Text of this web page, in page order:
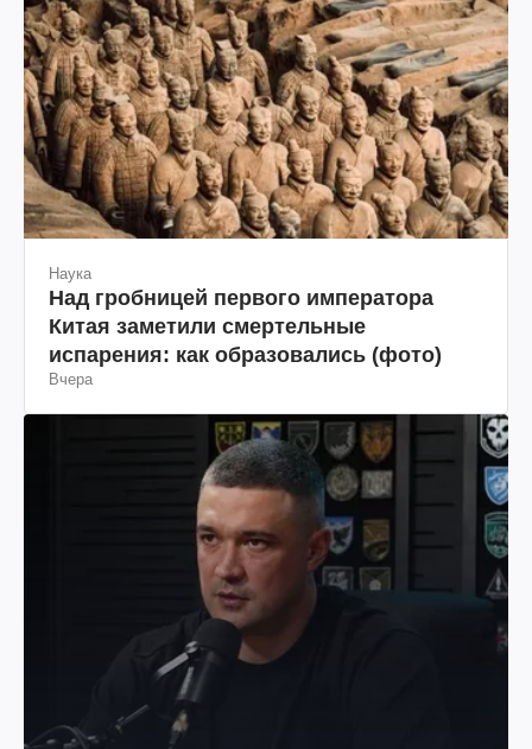
Наука
Над гробницей первого императора
Китая заметили смертельные
испарения: как образовались (фото)
Вчера